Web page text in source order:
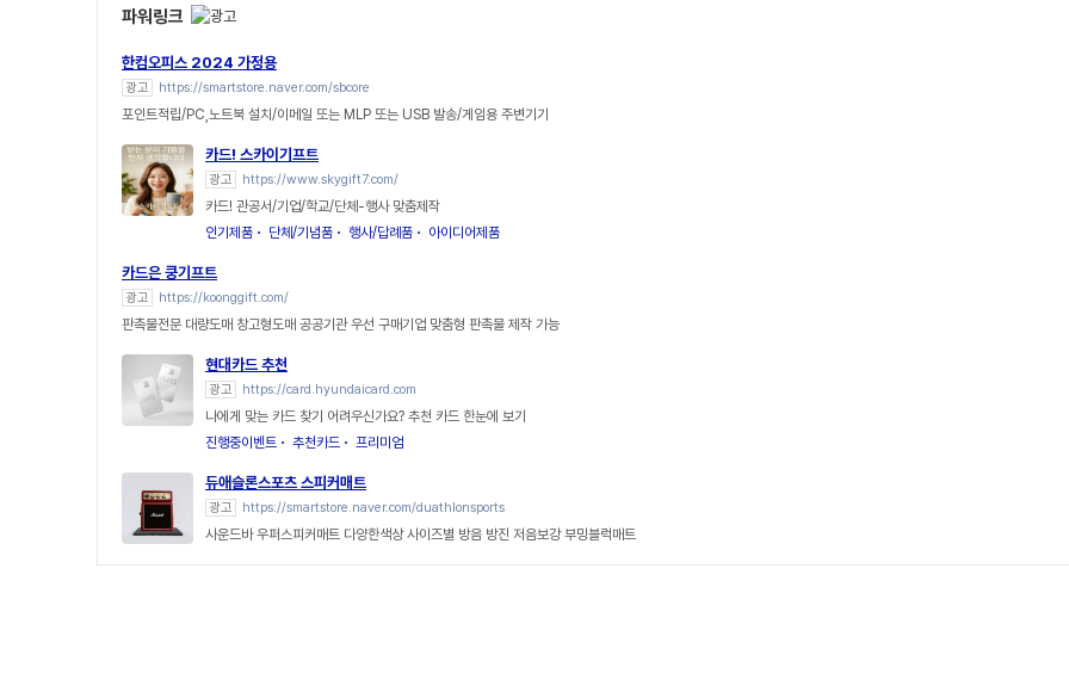
파워링크
한컴오피스 2024 가정용
광고 https://smartstore.naver.com/sbcore
포인트적립/PC,노트북 설치/이메일 또는 MLP 또는 USB 발송/게임용 주변기기
카드! 스카이기프트
광고 https://www.skygift7.com/
카드! 관공서/기업/학교/단체-행사 맞춤제작
인기제품
단체/기념품 행사/답례품 아이디어제품
카드은 쿵기프트
광고 https://koonggift.com/
판촉물전문 대량도매 창고형도매 공공기관 우선 구매기업 맞춤형 판촉물 제작 가능
현대카드 추천
광고 https://card.hyundaicard.com
나에게 맞는 카드 찾기 어려우신가요? 추천 카드 한눈에 보기
진행중이벤트
추천카드 프리미엄
듀애슬론스포츠 스피커매트
광고 https://smartstore.naver.com/duathlonsports
사운드바 우퍼스피커매트 다양한색상 사이즈별 방음 방진 저음보강 부밍블럭매트